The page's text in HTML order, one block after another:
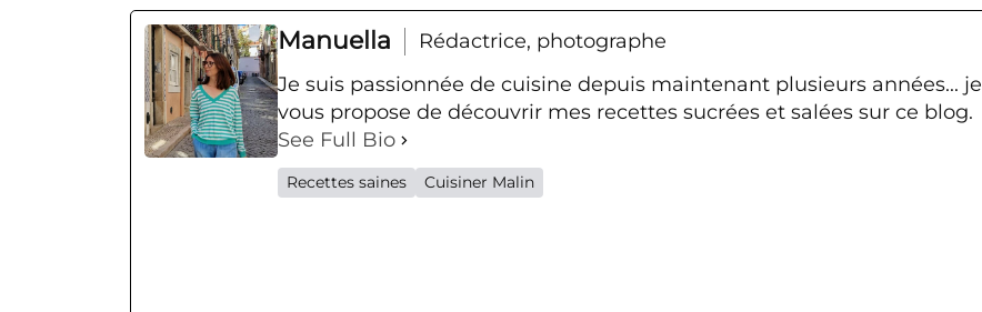
Manuella
Rédactrice, photographe
Je suis passionnée de cuisine depuis maintenant plusieurs années... je
vous propose de découvrir mes recettes sucrées et salées sur ce blog.
See Full Bio
Recettes saines Cuisiner Malin